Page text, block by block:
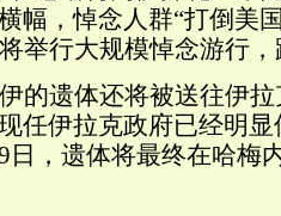
幅，悼念人群“打倒美
举行大规模悼念游行
的遗体还将被送往伊
任伊拉克政府已经明
日，遗体将最终在哈梅